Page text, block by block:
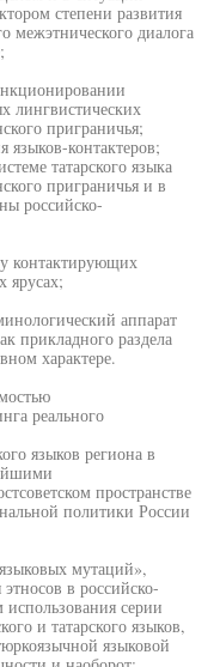
степени развития
межэтнического диалога
лингвистических
приграничья;
языков-контактеров;
татарского языка
приграничья и в
российско-
контактирующих
ярусах;
аппарат
прикладного раздела
характере.
реального
языков региона в
пространстве
политики России
мутаций»,
в российско-
использования серии
и татарского языков,
языковой